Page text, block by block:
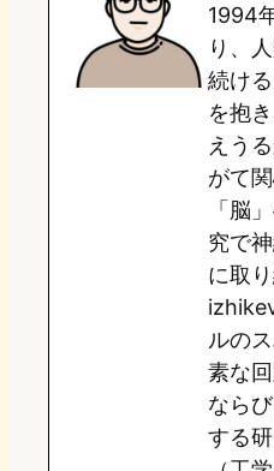
d
o
n
k
y
1994
り、
続け
を抱
えう
がて
「脳
究で
に取
ルの
素な
なら
する